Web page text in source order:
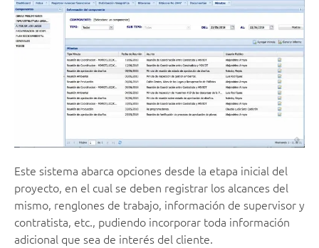
Este sistema abarca opciones desde la etapa inicial del
proyecto, en el cual se deben registrar los alcances del
mismo, renglones de trabajo, información de supervisor y
contratista, etc., pudiendo incorporar toda información
adicional que sea de interés del cliente.